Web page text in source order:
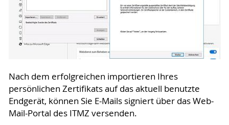
Nach dem erfolgreichen importieren Ihres
persönlichen Zertifikats auf das aktuell benutzte
Endgerät, können Sie E-Mails signiert über das Web-
Mail-Portal des ITMZ versenden.